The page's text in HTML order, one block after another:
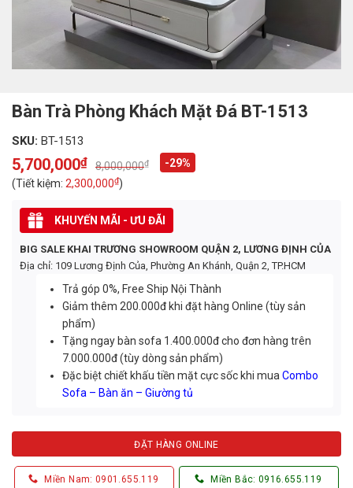
Bàn Trà Phòng Khách Mặt Đá BT-1513
SKU: BT-1513
8,000,000₫
Original
price
was:
8,000,000₫.
5,700,000₫
Current
price
is:
5,700,000₫.
-29%
(Tiết kiệm: 2,300,000₫)
KHUYẾN MÃI - ƯU ĐÃI
BIG SALE KHAI TRƯƠNG SHOWROOM QUẬN 2, LƯƠNG ĐỊNH CỦA
Địa chỉ: 109 Lương Định Của, Phường An Khánh, Quận 2, TP.HCM
Trả góp 0%, Free Ship Nội Thành
Giảm thêm 200.000đ khi đặt hàng Online (tùy sản
phẩm)
Tặng ngay bàn sofa 1.400.000đ cho đơn hàng trên
7.000.000đ (tùy dòng sản phẩm)
Đặc biệt chiết khấu tiền mặt cực sốc khi muaCombo
Sofa – Bàn ăn – Giường tủ
ĐẶT HÀNG ONLINE
Miền Nam: 0901.655.119 Miền Bắc: 0916.655.119